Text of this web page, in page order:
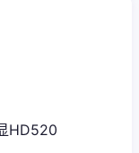
HD520